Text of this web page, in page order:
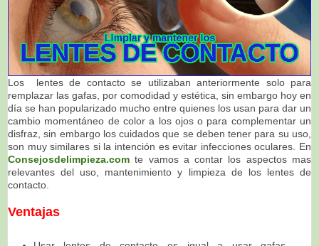
Los lentes de contacto se utilizaban anteriormente solo para
remplazar las gafas, por comodidad y estética, sin embargo hoy en
día se han popularizado mucho entre quienes los usan para dar un
cambio momentáneo de color a los ojos o para complementar un
disfraz, sin embargo los cuidados que se deben tener para su uso,
son muy similares si la intención es evitar infecciones oculares. En
Consejosdelimpieza.com te vamos a contar los aspectos mas
relevantes del uso, mantenimiento y limpieza de los lentes de
contacto.
Ventajas